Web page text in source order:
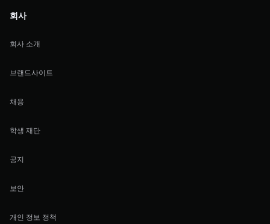
회사
회사 소개
브랜드사이트
채용
학생 재단
공지
보안
개인 정보 정책